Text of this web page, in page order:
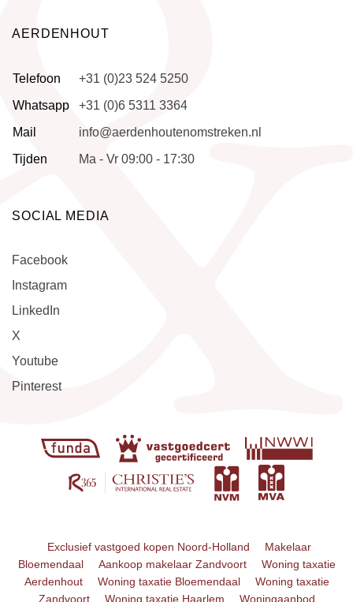
AERDENHOUT
Telefoon
+31 (0)23 524 5250
Whatsapp
+31 (0)6 5311 3364
Mail
info@aerdenhoutenomstreken.nl
Tijden
Ma - Vr 09:00 - 17:30
SOCIAL MEDIA
Facebook
Instagram
LinkedIn
X
Youtube
Pinterest
Exclusief vastgoed kopen Noord-Holland
Makelaar
Bloemendaal
Aankoop makelaar Zandvoort
Woning taxatie
Aerdenhout
Woning taxatie Bloemendaal
Woning taxatie
Zandvoort
Woning taxatie Haarlem Woningaanbod